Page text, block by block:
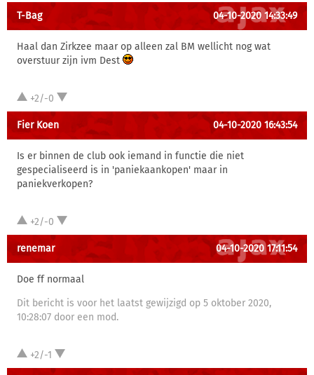
T-Bag 04-10-2020 14:33:49
Haal dan Zirkzee maar op alleen zal BM wellicht nog wat
overstuur zijn ivm Dest
+2/-0
Fier Koen 04-10-2020 16:43:54
Is er binnen de club ook iemand in functie die niet
gespecialiseerd is in 'paniekaankopen' maar in
paniekverkopen?
+2/-0
renemar 04-10-2020 17:11:54
Doe ff normaal
Dit bericht is voor het laatst gewijzigd op 5 oktober 2020,
10:28:07 door een mod.
+2/-1